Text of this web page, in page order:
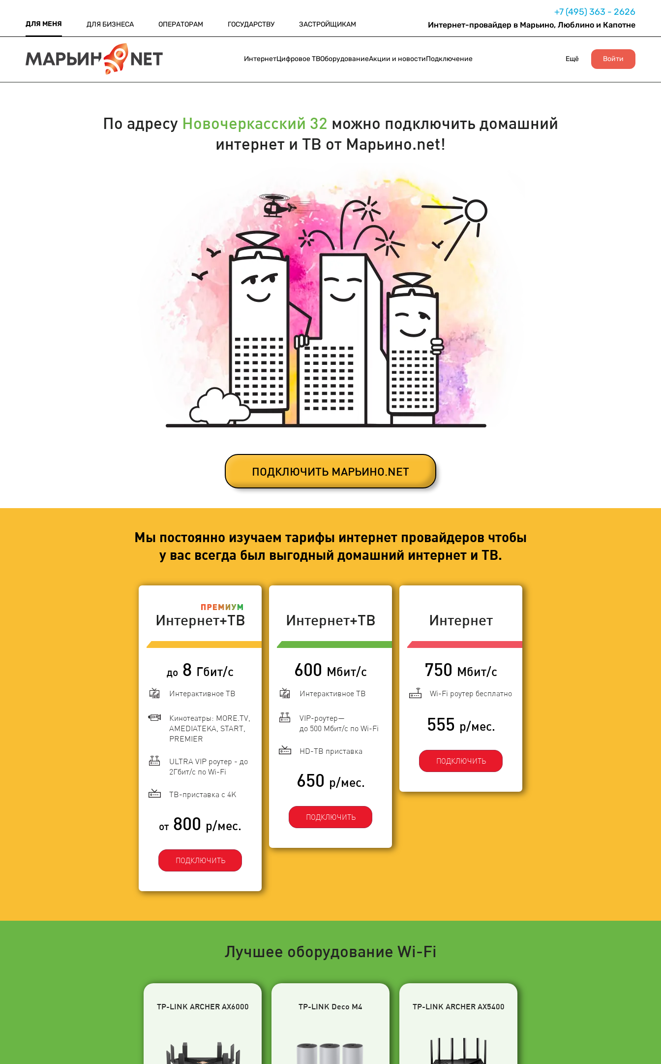
ДЛЯ МЕНЯ ДЛЯ БИЗНЕСА ОПЕРАТОРАМ ГОСУДАРСТВУ ЗАСТРОЙЩИКАМ
+7 (495) 363 - 2626
Интернет-провайдер в Марьино, Люблино и Капотне
ИнтернетЦифровое ТВОборудованиеАкции и новостиПодключение Ещё Войти
По адресу Новочеркасский 32 можно подключить домашний
интернет и ТВ от Марьино.net!
ПОДКЛЮЧИТЬ МАРЬИНО.NET
Мы постоянно изучаем тарифы интернет провайдеров чтобы
у вас всегда был выгодный домашний интернет и ТВ.
Интернет+ТВ
до 8 Гбит/с
Интерактивное ТВ
Кинотеатры: MORE.TV,
AMEDIATEKA, START,
PREMIER
ULTRA VIP роутер - до
2Гбит/c по Wi-Fi
ТВ-приставка с 4K
от 800 р/мес.
ПОДКЛЮЧИТЬ
Интернет+ТВ
600 Мбит/с
Интерактивное ТВ
VIP-роутер—
до 500 Мбит/с по Wi-Fi
HD-ТВ приставка
650 р/мес.
ПОДКЛЮЧИТЬ
Интернет
750 Мбит/с
Wi-Fi роутер бесплатно
555 р/мес.
ПОДКЛЮЧИТЬ
Лучшее оборудование Wi-Fi
TP-LINK ARCHER AX6000 TP-LINK Deco M4 TP-LINK ARCHER AX5400